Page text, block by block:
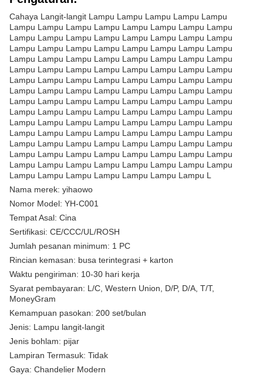
Cahaya Langit-langit Lampu Lampu Lampu Lampu Lampu
Lampu Lampu Lampu Lampu Lampu Lampu Lampu Lampu
Lampu Lampu Lampu Lampu Lampu Lampu Lampu Lampu
Lampu Lampu Lampu Lampu Lampu Lampu Lampu Lampu
Lampu Lampu Lampu Lampu Lampu Lampu Lampu Lampu
Lampu Lampu Lampu Lampu Lampu Lampu Lampu Lampu
Lampu Lampu Lampu Lampu Lampu Lampu Lampu Lampu
Lampu Lampu Lampu Lampu Lampu Lampu Lampu Lampu
Lampu Lampu Lampu Lampu Lampu Lampu Lampu Lampu
Lampu Lampu Lampu Lampu Lampu Lampu Lampu Lampu
Lampu Lampu Lampu Lampu Lampu Lampu Lampu Lampu
Lampu Lampu Lampu Lampu Lampu Lampu Lampu Lampu
Lampu Lampu Lampu Lampu Lampu Lampu Lampu Lampu
Lampu Lampu Lampu Lampu Lampu Lampu Lampu Lampu
Lampu Lampu Lampu Lampu Lampu Lampu Lampu Lampu
Lampu Lampu Lampu Lampu Lampu Lampu Lampu L
Nama merek: yihaowo
Nomor Model: YH-C001
Tempat Asal: Cina
Sertifikasi: CE/CCC/UL/ROSH
Jumlah pesanan minimum: 1 PC
Rincian kemasan: busa terintegrasi + karton
Waktu pengiriman: 10-30 hari kerja
Syarat pembayaran: L/C, Western Union, D/P, D/A, T/T,
MoneyGram
Kemampuan pasokan: 200 set/bulan
Jenis: Lampu langit-langit
Jenis bohlam: pijar
Lampiran Termasuk: Tidak
Gaya: Chandelier Modern